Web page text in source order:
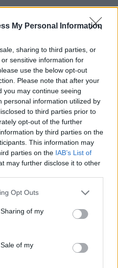
My Personal Information
sharing to third parties, or
sensitive information for
use the below opt-out
Please note that after your
you may continue seeing
personal information utilized by
to third parties prior to
opt-out of the further
by third parties on the
This information may
parties on the IAB’s List of
may further disclose it to other
Opt Outs
of my
of my
storia la
fa
qualifiche
la